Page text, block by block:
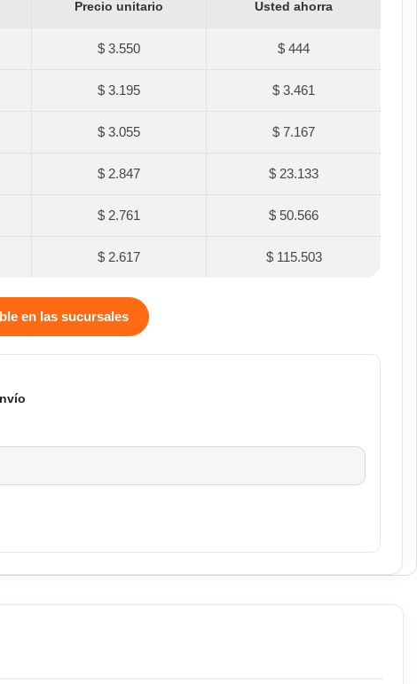
Precio unitario Usted ahorra
$ 3.550 $ 444
$ 3.195 $ 3.461
$ 3.055 $ 7.167
$ 2.847 $ 23.133
$ 2.761 $ 50.566
$ 2.617 $ 115.503
en las sucursales